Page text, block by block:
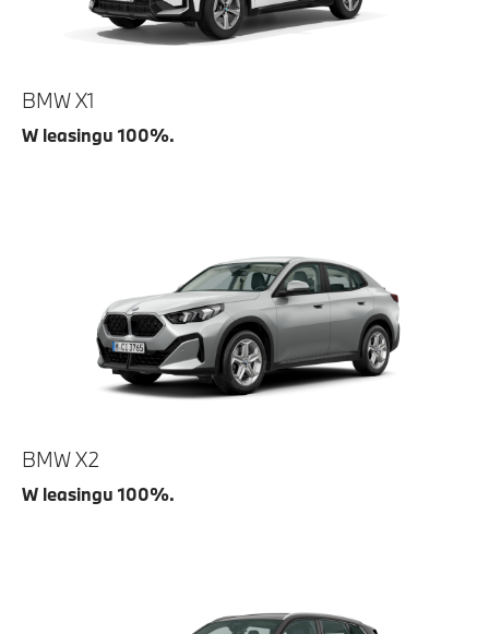
BMW X1
W leasingu 100%.
BMW X2
W leasingu 100%.